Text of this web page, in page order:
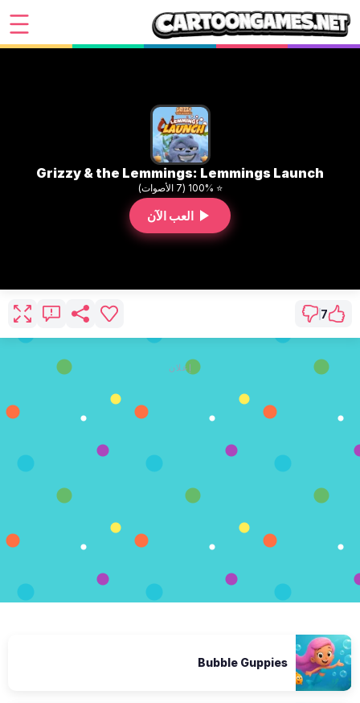
Grizzy & the Lemmings: Lemmings Launch
⭐ 100% (7 الأصوات)
العب الآن
7
إعلان
Bubble Guppies